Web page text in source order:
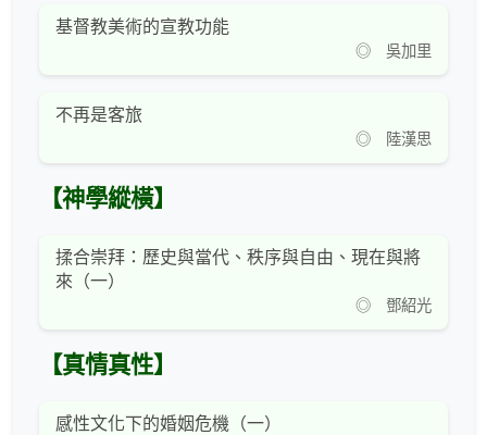
基督教美術的宣教功能
◎ 吳加里
不再是客旅
◎ 陸漢思
【神學縱橫】
揉合崇拜：歷史與當代、秩序與自由、現在與將
來（一）
◎ 鄧紹光
【真情真性】
感性文化下的婚姻危機（一）